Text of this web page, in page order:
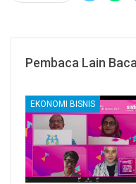
Pembaca Lain
EKONOMI BISNIS